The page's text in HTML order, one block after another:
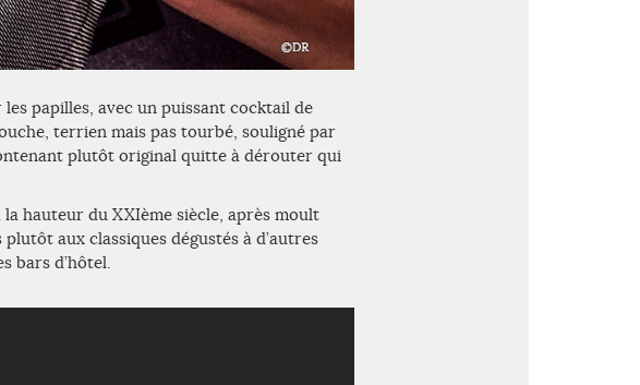
papilles, avec un puissant cocktail de
terrien mais pas tourbé, souligné par
plutôt original quitte à dérouter qui
hauteur du XXIème siècle, après moult
aux classiques dégustés à d’autres
bars d’hôtel.